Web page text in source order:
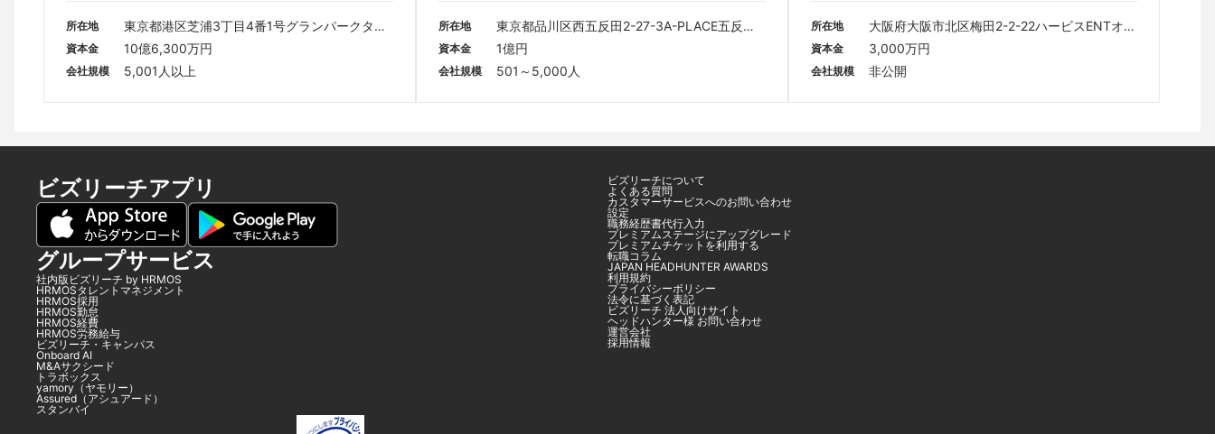
所在地
東京都港区芝浦3丁目4番1号グランパークタワ
ー3F
資本金 10億6,300万円
会社規模 5,001人以上
所在地
東京都品川区西五反田2-27-3A-PLACE五反田
4F
資本金 1億円
会社規模 501～5,000人
所在地
大阪府大阪市北区梅田2-2-22ハービスENTオフ
ィスタワー8F
資本金 3,000万円
会社規模 非公開
ビズリーチアプリ
グループサービス
社内版ビズリーチ by HRMOS
HRMOSタレントマネジメント
HRMOS採用
HRMOS勤怠
HRMOS経費
HRMOS労務給与
ビズリーチ・キャンパス
Onboard AI
M&Aサクシード
トラボックス
yamory（ヤモリー）
Assured（アシュアード）
スタンバイ
ビズリーチについて
よくある質問
カスタマーサービスへのお問い合わせ
設定
職務経歴書代行入力
プレミアムステージにアップグレード
プレミアムチケットを利用する
転職コラム
JAPAN HEADHUNTER AWARDS
利用規約
プライバシーポリシー
法令に基づく表記
ビズリーチ 法人向けサイト
ヘッドハンター様 お問い合わせ
運営会社
採用情報